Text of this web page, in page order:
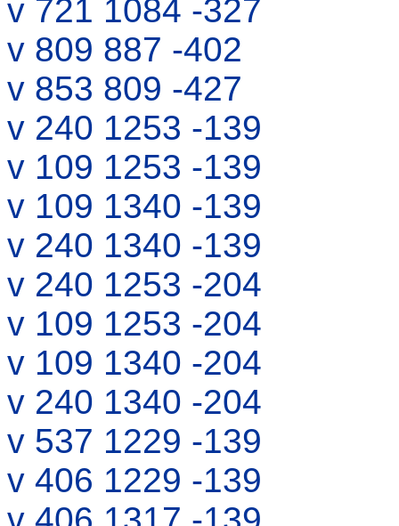
v 721 1084 -327
v 809 887 -402
v 853 809 -427
v 240 1253 -139
v 109 1253 -139
v 109 1340 -139
v 240 1340 -139
v 240 1253 -204
v 109 1253 -204
v 109 1340 -204
v 240 1340 -204
v 537 1229 -139
v 406 1229 -139